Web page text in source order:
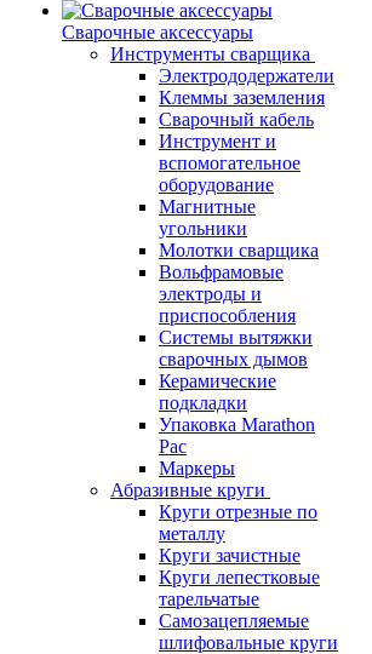
Сварочные аксессуары
Инструменты сварщика
Электрододержатели
Клеммы заземления
Сварочный кабель
Инструмент и
вспомогательное
оборудование
Магнитные
угольники
Молотки сварщика
Вольфрамовые
электроды и
приспособления
Системы вытяжки
сварочных дымов
Керамические
подкладки
Упаковка Marathon
Pac
Маркеры
Абразивные круги
Круги отрезные по
металлу
Круги зачистные
Круги лепестковые
тарельчатые
Самозацепляемые
шлифовальные круги